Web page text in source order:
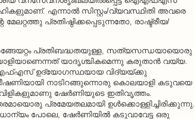
എന്നാല്‍ സിസ്റ്റം/വ്യവസ്ഥിതി അവരെ
പ്രതിഷ്ഠിക്കപ്പെടുന്നതോ, രാഷ്ട്രീയ/
പ്രതിബദ്ധതയുള്ള, സത്യസന്ധയായൊരു
യാദൃശ്ചികമെന്നു കരുതാന്‍ വയ്യ.
ഉദ്യോഗസ്ഥയായ വിദ്യയ്ക്കു
ഭീഷണിയായി നാടിറങ്ങുന്നൊരു കൊലയാളി കടുവയെ
ഷേര്‍ണിയുടെ ഇതിവൃത്തം.
പ്രമേയതലമായി ഉള്‍ക്കൊള്ളിച്ചിരിക്കുന്നു.
പോലെ, ഷേര്‍ണിയില്‍ കടുവാവേട്ട ഒരു